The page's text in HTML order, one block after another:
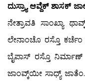
ದುಸ್ರ್ಯಾ ಆವ್ದೆಕ್ ಶಾಸಕ್
ನೇತ್ರಾವತಿ ಸಾಂಖ್ಯಾ
ಲೇನಾಂಚೊ ರಸ್ತೊ
ಬೈಪಾಸ್ ರಸ್ತೊ ನಿರ್ಮಾಣ್
ಜಾಂವ್ಕ್‌ಯೀ ಸಾಧ್ಯ್